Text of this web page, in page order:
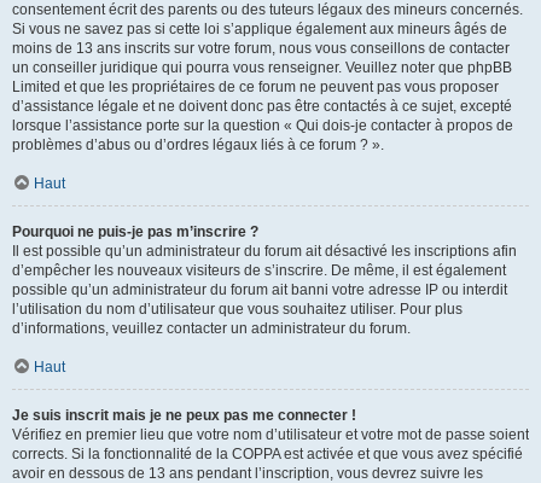
consentement écrit des parents ou des tuteurs légaux des mineurs concernés.
Si vous ne savez pas si cette loi s’applique également aux mineurs âgés de
moins de 13 ans inscrits sur votre forum, nous vous conseillons de contacter
un conseiller juridique qui pourra vous renseigner. Veuillez noter que phpBB
Limited et que les propriétaires de ce forum ne peuvent pas vous proposer
d’assistance légale et ne doivent donc pas être contactés à ce sujet, excepté
lorsque l’assistance porte sur la question « Qui dois-je contacter à propos de
problèmes d’abus ou d’ordres légaux liés à ce forum ? ».
Haut
Pourquoi ne puis-je pas m’inscrire ?
Il est possible qu’un administrateur du forum ait désactivé les inscriptions afin
d’empêcher les nouveaux visiteurs de s’inscrire. De même, il est également
possible qu’un administrateur du forum ait banni votre adresse IP ou interdit
l’utilisation du nom d’utilisateur que vous souhaitez utiliser. Pour plus
d’informations, veuillez contacter un administrateur du forum.
Haut
Je suis inscrit mais je ne peux pas me connecter !
Vérifiez en premier lieu que votre nom d’utilisateur et votre mot de passe soient
corrects. Si la fonctionnalité de la COPPA est activée et que vous avez spécifié
avoir en dessous de 13 ans pendant l’inscription, vous devrez suivre les